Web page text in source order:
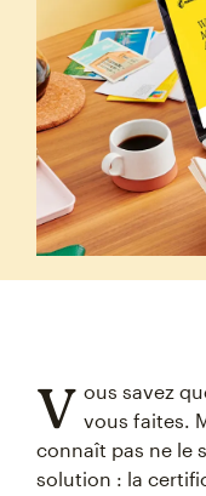
V ous savez
vous faites.
connaît pas ne le
solution : la